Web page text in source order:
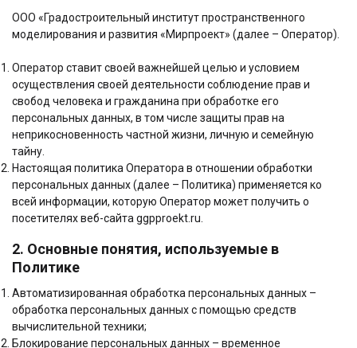
OOO «Градостроительный институт пространственного
моделирования и развития «Мирпроект» (далее – Оператор).
Оператор ставит своей важнейшей целью и условием
осуществления своей деятельности соблюдение прав и
свобод человека и гражданина при обработке его
персональных данных, в том числе защиты прав на
неприкосновенность частной жизни, личную и семейную
тайну.
Настоящая политика Оператора в отношении обработки
персональных данных (далее – Политика) применяется ко
всей информации, которую Оператор может получить о
посетителях веб-сайта ggpproekt.ru.
2. Основные понятия, используемые в
Политике
Автоматизированная обработка персональных данных –
обработка персональных данных с помощью средств
вычислительной техники;
Блокирование персональных данных – временное